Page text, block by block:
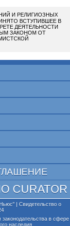
И РЕЛИГИОЗНЫХ
ВСТУПИВШЕЕ В
ДЕЯТЕЛЬНОСТИ
ЗАКОНОМ ОТ
| Свидетельство о
в сфере
наследия